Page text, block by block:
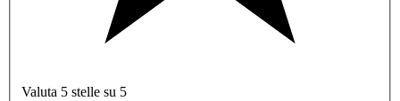
Valuta 5 stelle su 5